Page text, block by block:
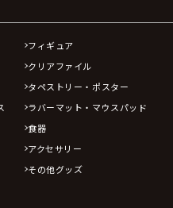
フィギュア
クリアファイル
タペストリー・ポスター
ラバーマット・マウスパッド
食器
アクセサリー
その他グッズ